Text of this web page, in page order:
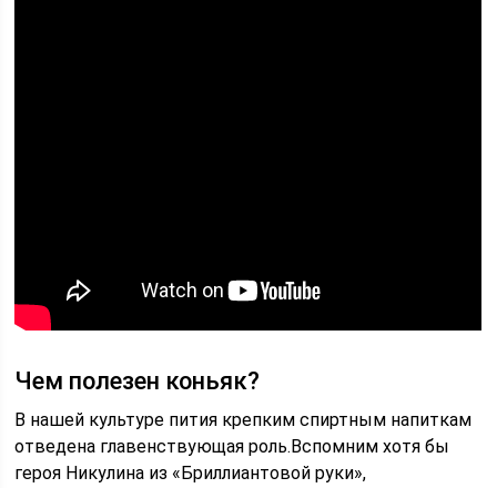
Чем полезен коньяк?
В нашей культуре пития крепким спиртным напиткам
отведена главенствующая роль.Вспомним хотя бы
героя Никулина из «Бриллиантовой руки»,